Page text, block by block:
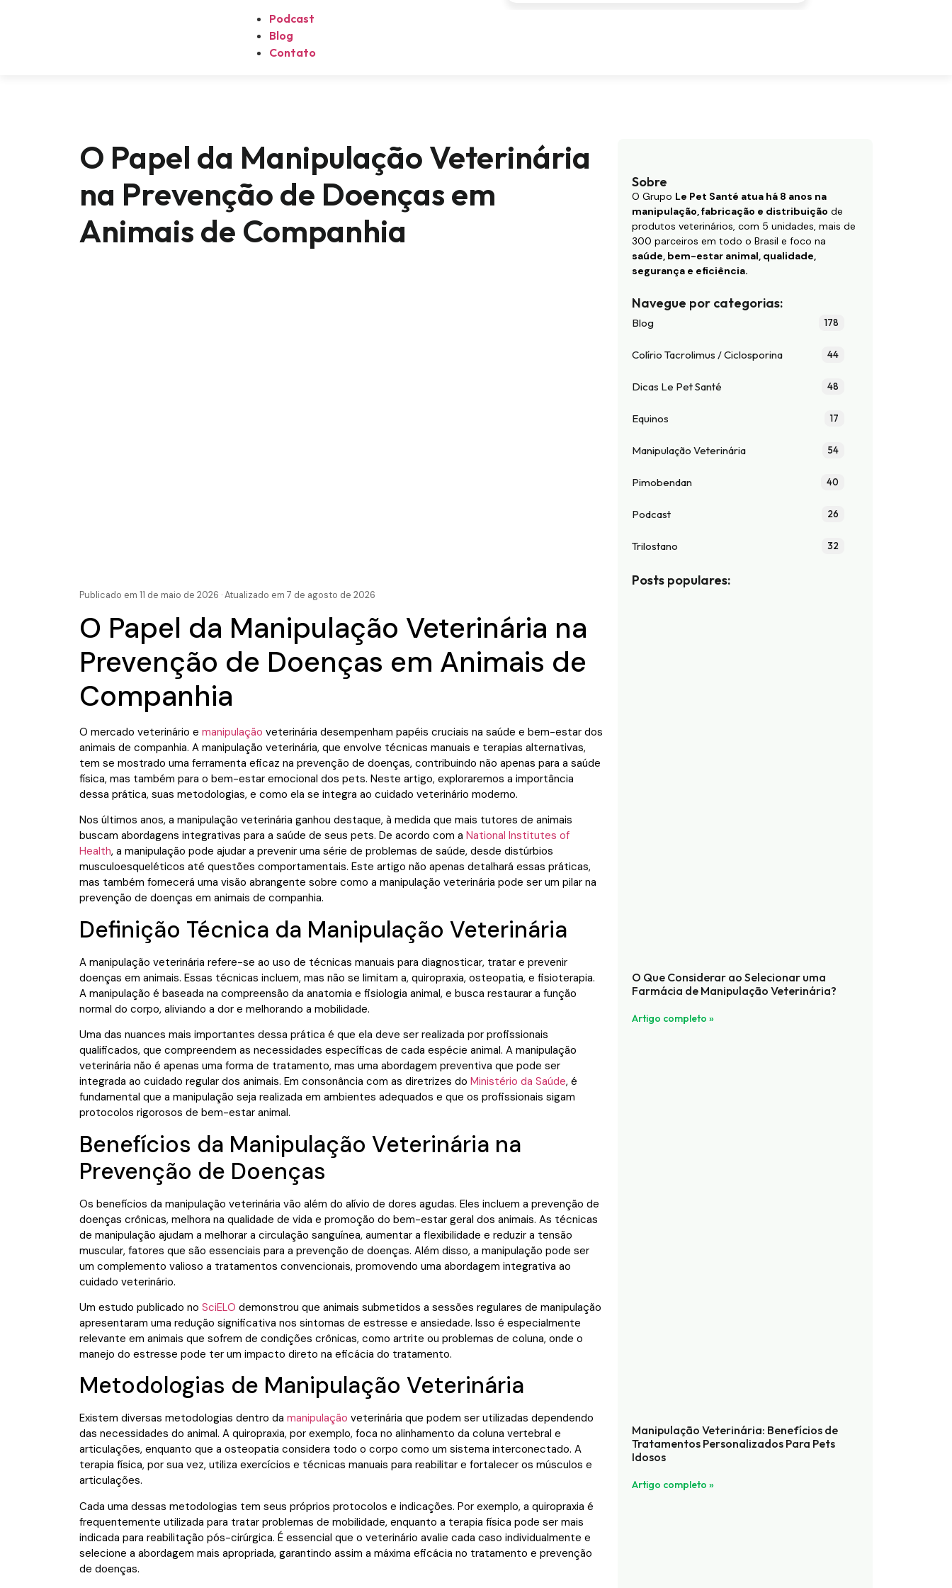
Podcast
Blog
Contato
Sobre
O Grupo Le Pet Santé atua há 8 anos na
manipulação, fabricação e distribuição de
produtos veterinários, com 5 unidades, mais de
300 parceiros em todo o Brasil e foco na
saúde, bem-estar animal, qualidade,
segurança e eficiência.
Navegue por categorias:
Blog 178
Colírio Tacrolimus / Ciclosporina 44
Dicas Le Pet Santé 48
Equinos 17
Manipulação Veterinária 54
Pimobendan 40
Podcast 26
Trilostano 32
Posts populares:
O Que Considerar ao Selecionar uma
Farmácia de Manipulação Veterinária?
Artigo completo »
Manipulação Veterinária: Benefícios de
Tratamentos Personalizados Para Pets
Idosos
Artigo completo »
O Papel da Manipulação Veterinária
na Prevenção de Doenças em
Animais de Companhia
Publicado em 11 de maio de 2026 · Atualizado em 7 de agosto de 2026
O Papel da Manipulação Veterinária na
Prevenção de Doenças em Animais de
Companhia
O mercado veterinário emanipulação veterinária desempenham papéis cruciais na saúde e bem-estar dos
animais de companhia. A manipulação veterinária, que envolve técnicas manuais e terapias alternativas,
tem se mostrado uma ferramenta eficaz na prevenção de doenças, contribuindo não apenas para a saúde
física, mas também para o bem-estar emocional dos pets. Neste artigo, exploraremos a importância
dessa prática, suas metodologias, e como ela se integra ao cuidado veterinário moderno.
Nos últimos anos, a manipulação veterinária ganhou destaque, à medida que mais tutores de animais
buscam abordagens integrativas para a saúde de seus pets. De acordo com aNational Institutes of
Health, a manipulação pode ajudar a prevenir uma série de problemas de saúde, desde distúrbios
musculoesqueléticos até questões comportamentais. Este artigo não apenas detalhará essas práticas,
mas também fornecerá uma visão abrangente sobre como a manipulação veterinária pode ser um pilar na
prevenção de doenças em animais de companhia.
Definição Técnica da Manipulação Veterinária
A manipulação veterinária refere-se ao uso de técnicas manuais para diagnosticar, tratar e prevenir
doenças em animais. Essas técnicas incluem, mas não se limitam a, quiropraxia, osteopatia, e fisioterapia.
A manipulação é baseada na compreensão da anatomia e fisiologia animal, e busca restaurar a função
normal do corpo, aliviando a dor e melhorando a mobilidade.
Uma das nuances mais importantes dessa prática é que ela deve ser realizada por profissionais
qualificados, que compreendem as necessidades específicas de cada espécie animal. A manipulação
veterinária não é apenas uma forma de tratamento, mas uma abordagem preventiva que pode ser
integrada ao cuidado regular dos animais. Em consonância com as diretrizes doMinistério da Saúde, é
fundamental que a manipulação seja realizada em ambientes adequados e que os profissionais sigam
protocolos rigorosos de bem-estar animal.
Benefícios da Manipulação Veterinária na
Prevenção de Doenças
Os benefícios da manipulação veterinária vão além do alívio de dores agudas. Eles incluem a prevenção de
doenças crônicas, melhora na qualidade de vida e promoção do bem-estar geral dos animais. As técnicas
de manipulação ajudam a melhorar a circulação sanguínea, aumentar a flexibilidade e reduzir a tensão
muscular, fatores que são essenciais para a prevenção de doenças. Além disso, a manipulação pode ser
um complemento valioso a tratamentos convencionais, promovendo uma abordagem integrativa ao
cuidado veterinário.
Um estudo publicado noSciELO demonstrou que animais submetidos a sessões regulares de manipulação
apresentaram uma redução significativa nos sintomas de estresse e ansiedade. Isso é especialmente
relevante em animais que sofrem de condições crônicas, como artrite ou problemas de coluna, onde o
manejo do estresse pode ter um impacto direto na eficácia do tratamento.
Metodologias de Manipulação Veterinária
Existem diversas metodologias dentro damanipulação veterinária que podem ser utilizadas dependendo
das necessidades do animal. A quiropraxia, por exemplo, foca no alinhamento da coluna vertebral e
articulações, enquanto que a osteopatia considera todo o corpo como um sistema interconectado. A
terapia física, por sua vez, utiliza exercícios e técnicas manuais para reabilitar e fortalecer os músculos e
articulações.
Cada uma dessas metodologias tem seus próprios protocolos e indicações. Por exemplo, a quiropraxia é
frequentemente utilizada para tratar problemas de mobilidade, enquanto a terapia física pode ser mais
indicada para reabilitação pós-cirúrgica. É essencial que o veterinário avalie cada caso individualmente e
selecione a abordagem mais apropriada, garantindo assim a máxima eficácia no tratamento e prevenção
de doenças.